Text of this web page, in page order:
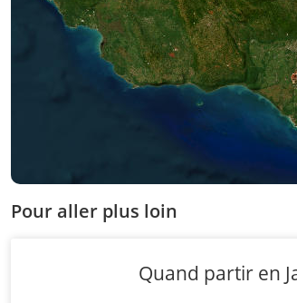
Pour aller plus loin
Quand partir en